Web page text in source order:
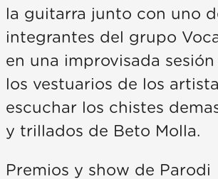
la guitarra junto con uno
integrantes del grupo
en una improvisada
los vestuarios de los
escuchar los chistes
y trillados de Beto Molla.
Premios y show de Parodi